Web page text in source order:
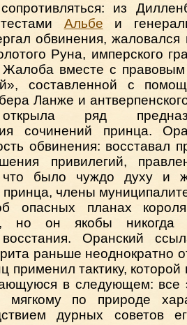
из
Альбе и
обвинения,
Руна, имперского
вместе с
составленной с
Ланже и
ряд
сочинений принца.
обвинения: восставал
привилегий,
что было чуждо духу и
принца, члены
опасных планах
но он якобы никогда
восстания. Оранский
раньше неоднократно
применил тактику,
в следующем: все
мягкому по природе
дурных советов